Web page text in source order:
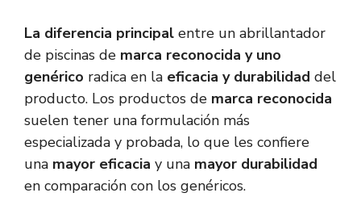
La diferencia principal entre un abrillantador
de piscinas de marca reconocida y uno
genérico radica en la eficacia y durabilidad del
producto. Los productos de marca reconocida
suelen tener una formulación más
especializada y probada, lo que les confiere
una mayor eficacia y una mayor durabilidad
en comparación con los genéricos.